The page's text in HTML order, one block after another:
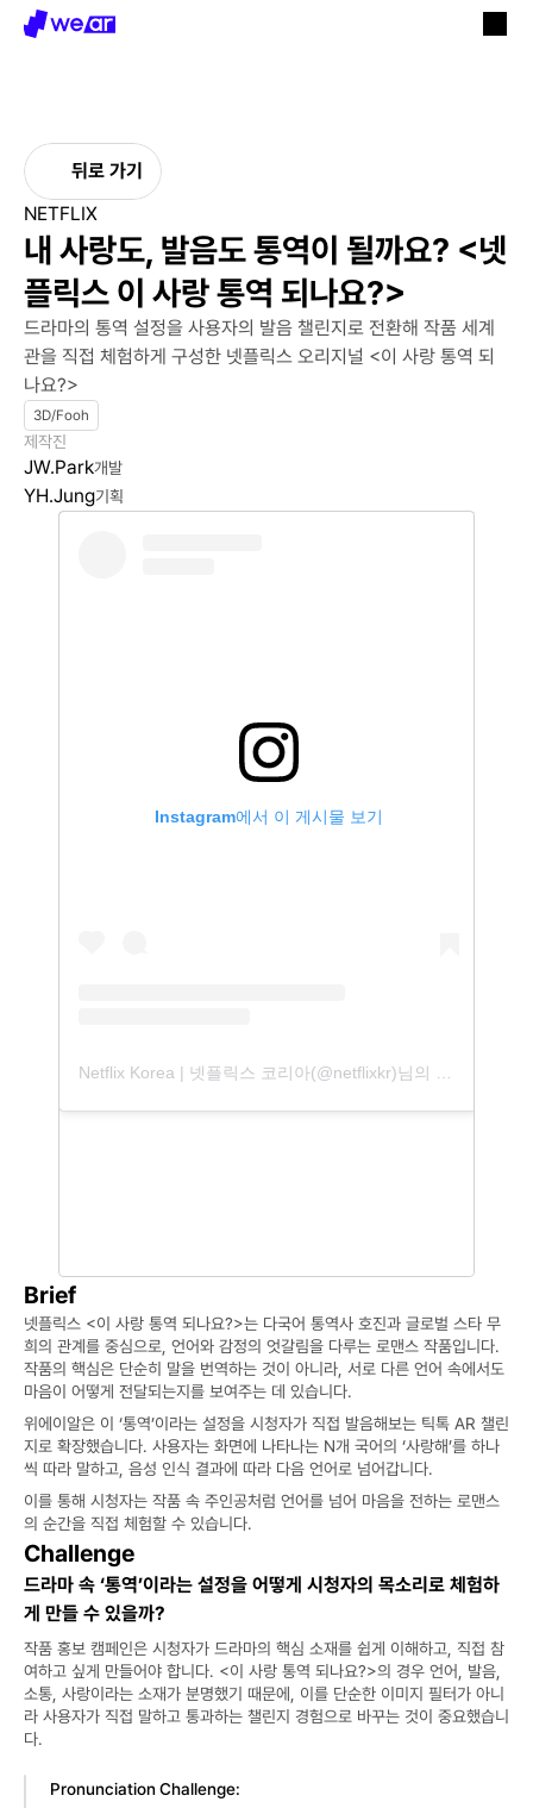
뒤로 가기
NETFLIX
내 사랑도, 발음도 통역이 될까요? <넷
플릭스 이 사랑 통역 되나요?>
드라마의 통역 설정을 사용자의 발음 챌린지로 전환해 작품 세계
관을 직접 체험하게 구성한 넷플릭스 오리지널 <이 사랑 통역 되
나요?>
3D/Fooh
제작진
JW.Park개발
YH.Jung기획
Instagram에서 이 게시물 보기
Brief
넷플릭스 <이 사랑 통역 되나요?>는 다국어 통역사 호진과 글로벌 스타 무
희의 관계를 중심으로, 언어와 감정의 엇갈림을 다루는 로맨스 작품입니다.
작품의 핵심은 단순히 말을 번역하는 것이 아니라, 서로 다른 언어 속에서도
마음이 어떻게 전달되는지를 보여주는 데 있습니다.
위에이알은 이 ‘통역’이라는 설정을 시청자가 직접 발음해보는 틱톡 AR 챌린
지로 확장했습니다. 사용자는 화면에 나타나는 N개 국어의 ‘사랑해’를 하나
씩 따라 말하고, 음성 인식 결과에 따라 다음 언어로 넘어갑니다.
이를 통해 시청자는 작품 속 주인공처럼 언어를 넘어 마음을 전하는 로맨스
의 순간을 직접 체험할 수 있습니다.
Challenge
드라마 속 ‘통역’이라는 설정을 어떻게 시청자의 목소리로 체험하
게 만들 수 있을까?
작품 홍보 캠페인은 시청자가 드라마의 핵심 소재를 쉽게 이해하고, 직접 참
여하고 싶게 만들어야 합니다. <이 사랑 통역 되나요?>의 경우 언어, 발음,
소통, 사랑이라는 소재가 분명했기 때문에, 이를 단순한 이미지 필터가 아니
라 사용자가 직접 말하고 통과하는 챌린지 경험으로 바꾸는 것이 중요했습니
다.
Pronunciation Challenge: